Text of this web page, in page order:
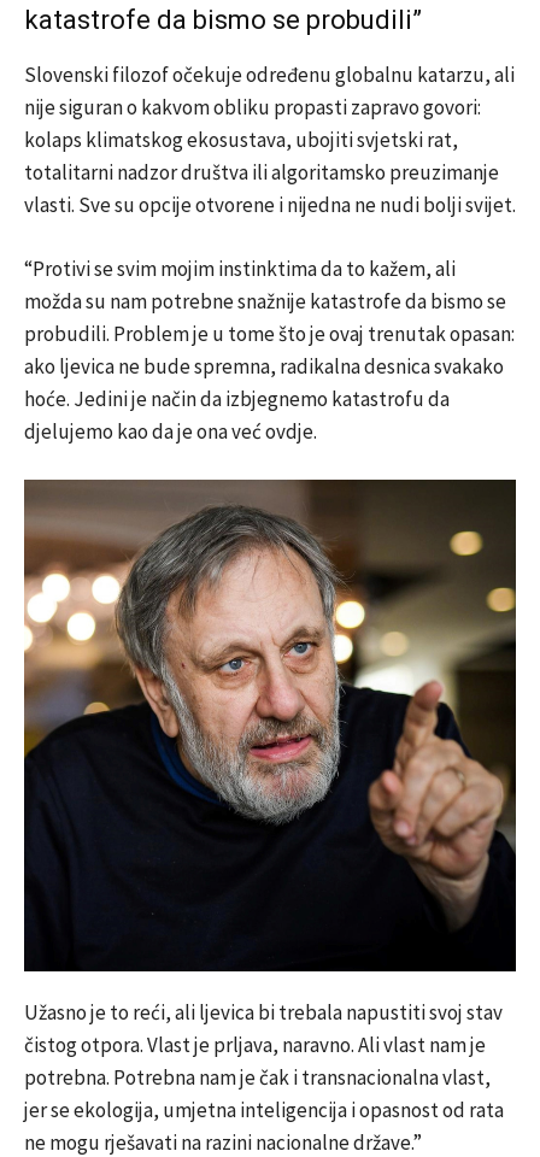
katastrofe da bismo se probudili”
Slovenski filozof očekuje određenu globalnu katarzu, ali
nije siguran o kakvom obliku propasti zapravo govori:
kolaps klimatskog ekosustava, ubojiti svjetski rat,
totalitarni nadzor društva ili algoritamsko preuzimanje
vlasti. Sve su opcije otvorene i nijedna ne nudi bolji svijet.
“Protivi se svim mojim instinktima da to kažem, ali
možda su nam potrebne snažnije katastrofe da bismo se
probudili. Problem je u tome što je ovaj trenutak opasan:
ako ljevica ne bude spremna, radikalna desnica svakako
hoće. Jedini je način da izbjegnemo katastrofu da
djelujemo kao da je ona već ovdje.
Užasno je to reći, ali ljevica bi trebala napustiti svoj stav
čistog otpora. Vlast je prljava, naravno. Ali vlast nam je
potrebna. Potrebna nam je čak i transnacionalna vlast,
jer se ekologija, umjetna inteligencija i opasnost od rata
ne mogu rješavati na razini nacionalne države.”